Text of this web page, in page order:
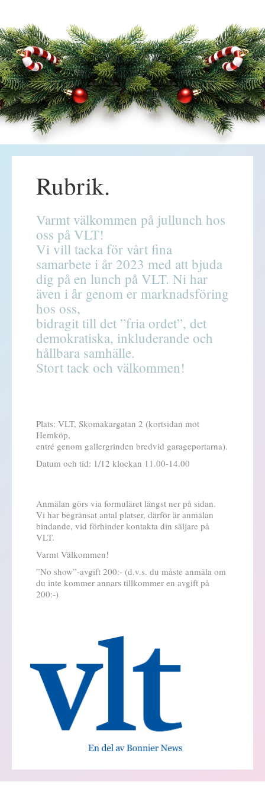
Rubrik.
Varmt välkommen på jullunch hos
oss på VLT!
Vi vill tacka för vårt fina
samarbete i år 2023 med att bjuda
dig på en lunch på VLT. Ni har
även i år genom er marknadsföring
hos oss,
bidragit till det ”fria ordet”, det
demokratiska, inkluderande och
hållbara samhälle.
Stort tack och välkommen!
Plats: VLT, Skomakargatan 2 (kortsidan mot
Hemköp,
entré genom gallergrinden bredvid garageportarna).
Datum och tid: 1/12 klockan 11.00-14.00
Anmälan görs via formuläret längst ner på sidan.
Vi har begränsat antal platser, därför är anmälan
bindande, vid förhinder kontakta din säljare på
VLT.
Varmt Välkommen!
”No show”-avgift 200:- (d.v.s. du måste anmäla om
du inte kommer annars tillkommer en avgift på
200:-)